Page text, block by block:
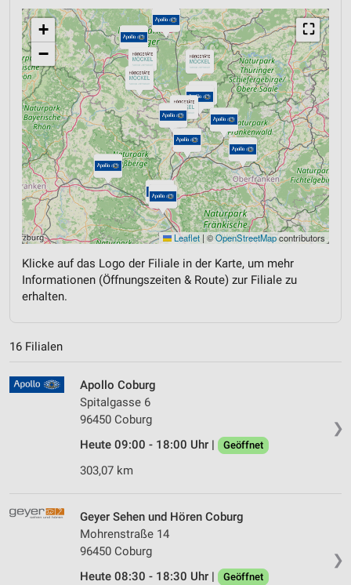
⛶
+
−
Leaflet | ©OpenStreetMapcontributors
Klicke auf das Logo der Filiale in der Karte, um mehr
Informationen (Öffnungszeiten & Route) zur Filiale zu
erhalten.
16 Filialen
❯
Apollo Coburg
Spitalgasse 6
96450 Coburg
Heute 09:00 - 18:00 Uhr |
Geöffnet
303,07 km
❯
Geyer Sehen und Hören Coburg
Mohrenstraße 14
96450 Coburg
Heute 08:30 - 18:30 Uhr |
Geöffnet